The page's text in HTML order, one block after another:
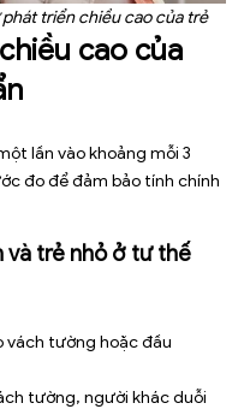
triển chiều cao của trẻ
cao của
lần vào khoảng mỗi 3
đo để đảm bảo tính chính
và trẻ nhỏ ở tư thế
vách tường hoặc đầu
tường, người khác duỗi